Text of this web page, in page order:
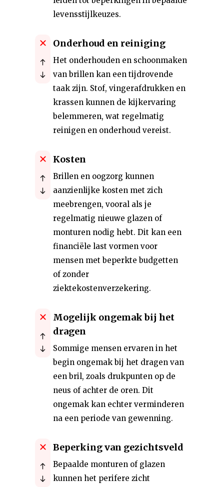
levensstijlkeuzes.
Onderhoud en reiniging
Het onderhouden en schoonmaken
van brillen kan een tijdrovende
taak zijn. Stof, vingerafdrukken en
krassen kunnen de kijkervaring
belemmeren, wat regelmatig
reinigen en onderhoud vereist.
Kosten
Brillen en oogzorg kunnen
aanzienlijke kosten met zich
meebrengen, vooral als je
regelmatig nieuwe glazen of
monturen nodig hebt. Dit kan een
financiële last vormen voor
mensen met beperkte budgetten
of zonder
ziektekostenverzekering.
Mogelijk ongemak bij het
dragen
Sommige mensen ervaren in het
begin ongemak bij het dragen van
een bril, zoals drukpunten op de
neus of achter de oren. Dit
ongemak kan echter verminderen
na een periode van gewenning.
Beperking van gezichtsveld
Bepaalde monturen of glazen
kunnen het perifere zicht